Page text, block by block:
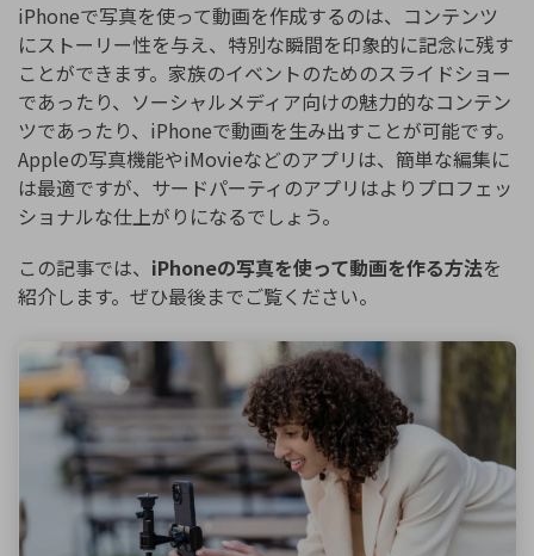
ブランド紹介
検索
iPhoneで写真を使って動画を作成するのは、コンテンツ
にストーリー性を与え、特別な瞬間を印象的に記念に残す
ことができます。家族のイベントのためのスライドショー
であったり、ソーシャルメディア向けの魅力的なコンテン
ツであったり、iPhoneで動画を生み出すことが可能です。
Appleの写真機能やiMovieなどのアプリは、簡単な編集に
は最適ですが、サードパーティのアプリはよりプロフェッ
ショナルな仕上がりになるでしょう。
この記事では、 iPhoneの写真を使って動画を作る方法を
紹介します。ぜひ最後までご覧ください。